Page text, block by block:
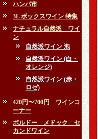
ハンパ市
3L ボックスワイン 特集
ナチュラル自然派 ワイ
ン
自然派ワイン 泡
自然派ワイン (白・
オレンジ)
自然派ワイン (赤・
ロゼ)
420円〜700円 ワインコ
ーナー
ボルドー メドック セ
カンドワイン